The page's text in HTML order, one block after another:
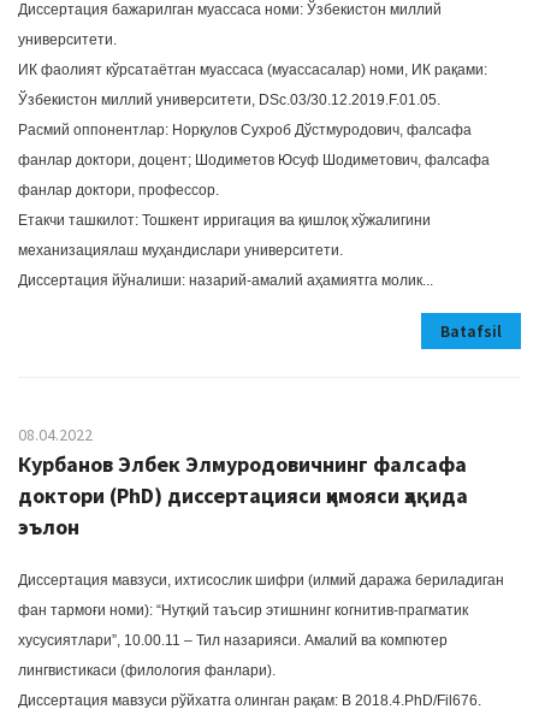
Диссертация бажарилган муассаса номи: Ўзбекистон миллий
университети.
ИК фаолият кўрсатаётган муассаса (муассасалар) номи, ИК рақами:
Ўзбекистон миллий университети, DSc.03/30.12.2019.F.01.05.
Расмий оппонентлар: Норқулов Сухроб Дўстмуродович, фалсафа
фанлар доктори, доцент; Шодиметов Юсуф Шодиметович, фалсафа
фанлар доктори, профессор.
Етакчи ташкилот: Тошкент ирригация ва қишлоқ хўжалигини
механизациялаш муҳандислари университети.
Диссертация йўналиши: назарий-амалий аҳамиятга молик...
Batafsil
08.04.2022
Курбанов Элбек Элмуродовичнинг фалсафа
доктори (PhD) диссертацияси ҳимояси ҳақида
эълон
Диссертация мавзуси, ихтисослик шифри (илмий даража бериладиган
фан тармоғи номи): “Нутқий таъсир этишнинг когнитив-прагматик
хусусиятлари”, 10.00.11 – Тил назарияси. Амалий ва компютер
лингвистикаси (филология фанлари).
Диссертация мавзуси рўйхатга олинган рақам: В 2018.4.PhD/Fil676.